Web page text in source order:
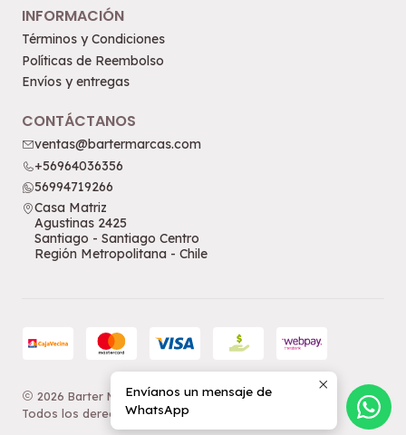
INFORMACIÓN
Términos y Condiciones
Políticas de Reembolso
Envíos y entregas
CONTÁCTANOS
ventas@bartermarcas.com
+56964036356
56994719266
Casa Matriz
Agustinas 2425
Santiago - Santiago Centro
Región Metropolitana - Chile
2026 Barter Marcas.
Todos los derechos reservados
Envíanos un mensaje de
WhatsApp